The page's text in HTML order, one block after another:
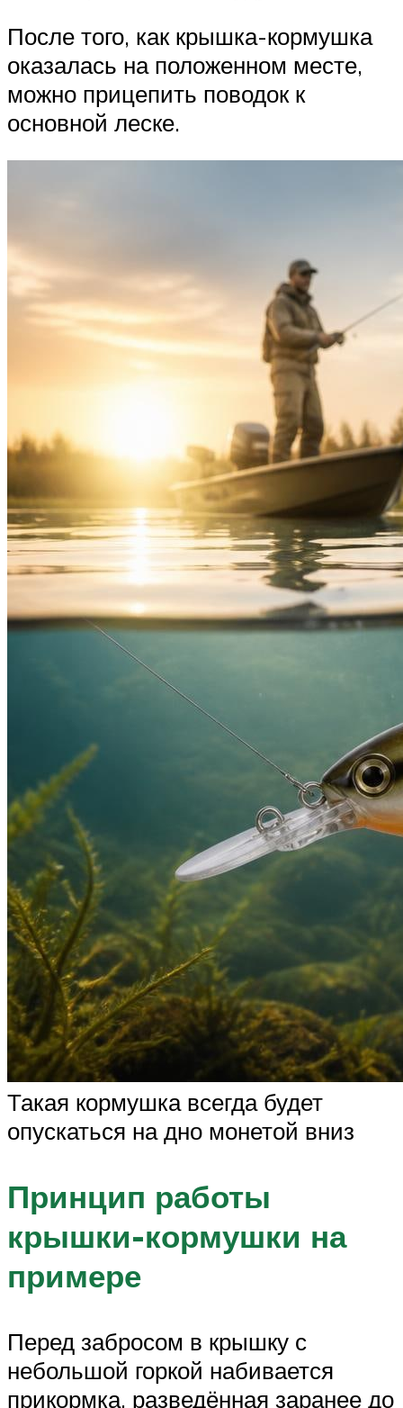
После того, как крышка-кормушка
оказалась на положенном месте,
можно прицепить поводок к
основной леске.
Такая кормушка всегда будет
опускаться на дно монетой вниз
Принцип работы
крышки-кормушки на
примере
Перед забросом в крышку с
небольшой горкой набивается
прикормка, разведённая заранее до